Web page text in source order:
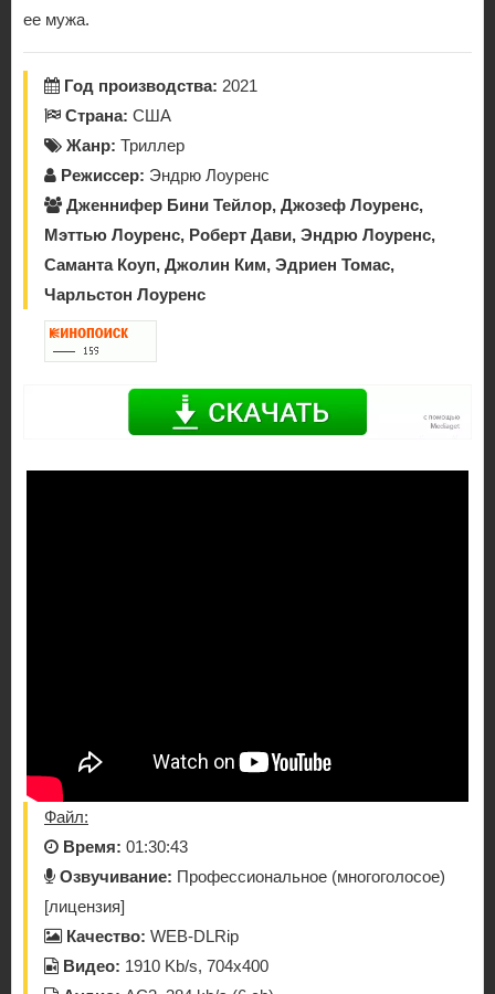
ее мужа.
Год производства: 2021
Страна: США
Жанр: Триллер
Режиссер: Эндрю Лоуренс
Дженнифер Бини Тейлор, Джозеф Лоуренс,
Мэттью Лоуренс, Роберт Дави, Эндрю Лоуренс,
Саманта Коуп, Джолин Ким, Эдриен Томас,
Чарльстон Лоуренс
Файл:
Время: 01:30:43
Озвучивание: Профессиональное (многоголосое)
[лицензия]
Качество: WEB-DLRip
Видео: 1910 Kb/s, 704x400